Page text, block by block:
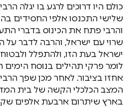
כולם היו דרוכים לרגע בו יגלה
שלישי התכנסו אלפי החסידים
והרבי פתח את הכינוס בדברי
שרוי עם ישראל, והרבה לדבר
ישראל בעת הזו, ולהתפלל
לומר פרקי תהילים בנוסח הימים
אחזו בציבור. לאחר מכן שפך
המצב הכלכלי הקשה של בית
בארץ שיתרום ארבעת אלפים